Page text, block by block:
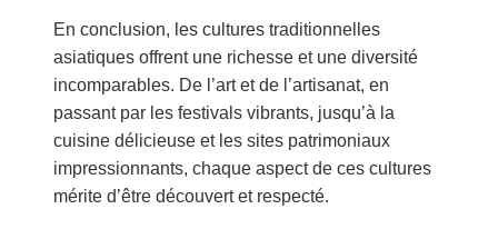
En conclusion, les cultures traditionnelles
asiatiques offrent une richesse et une diversité
incomparables. De l’art et de l’artisanat, en
passant par les festivals vibrants, jusqu’à la
cuisine délicieuse et les sites patrimoniaux
impressionnants, chaque aspect de ces cultures
mérite d’être découvert et respecté.